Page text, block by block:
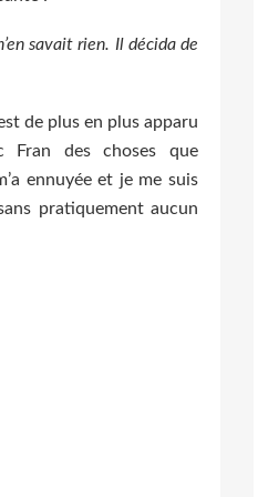
savait rien. Il décida de
de plus en plus apparu
Fran des choses que
ennuyée et je me suis
pratiquement aucun